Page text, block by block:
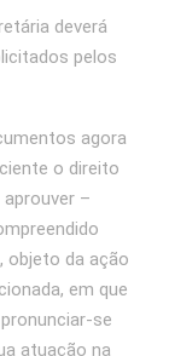
deverá
pelos
agora
o direito
–
objeto da ação
em que
se
atuação na